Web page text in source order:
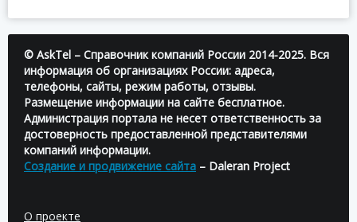
© AskTel – Справочник компаний России 2014-2025. Вся
информация об организациях России: адреса,
телефоны, сайты, режим работы, отзывы.
Размещение информации на сайте бесплатное.
Администрация портала не несет ответственность за
достоверность предоставленной представителями
компаний информации.
Создание и продвижение сайта – Daleran Project
О проекте